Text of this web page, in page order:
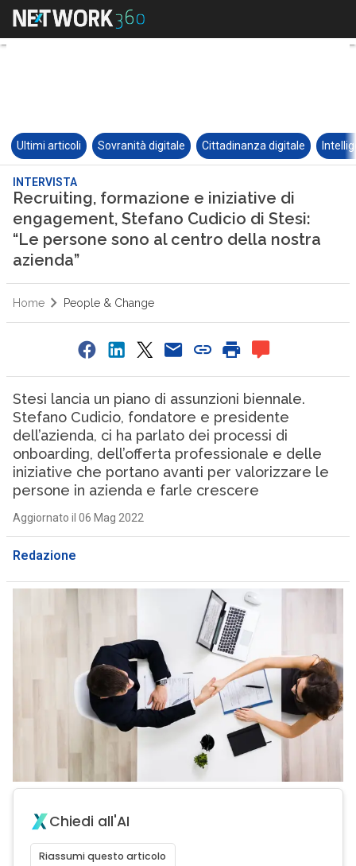
Ultimi articoli Sovranità digitale Cittadinanza digitale
INTERVISTA
Recruiting, formazione e iniziative di
engagement, Stefano Cudicio di Stesi:
“Le persone sono al centro della nostra
azienda”
Home People & Change
Stesi lancia un piano di assunzioni biennale.
Stefano Cudicio, fondatore e presidente
dell’azienda, ci ha parlato dei processi di
onboarding, dell’offerta professionale e delle
iniziative che portano avanti per valorizzare le
persone in azienda e farle crescere
Aggiornato il 06 Mag 2022
Redazione
Chiedi all'AI
Riassumi questo articolo